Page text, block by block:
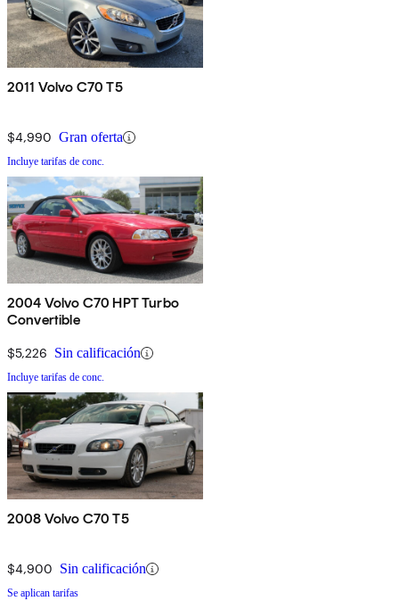
2011 Volvo C70 T5
$4,990 Gran oferta
Incluye tarifas de conc.
2004 Volvo C70 HPT Turbo
Convertible
$5,226 Sin calificación
Incluye tarifas de conc.
2008 Volvo C70 T5
$4,900 Sin calificación
Se aplican tarifas